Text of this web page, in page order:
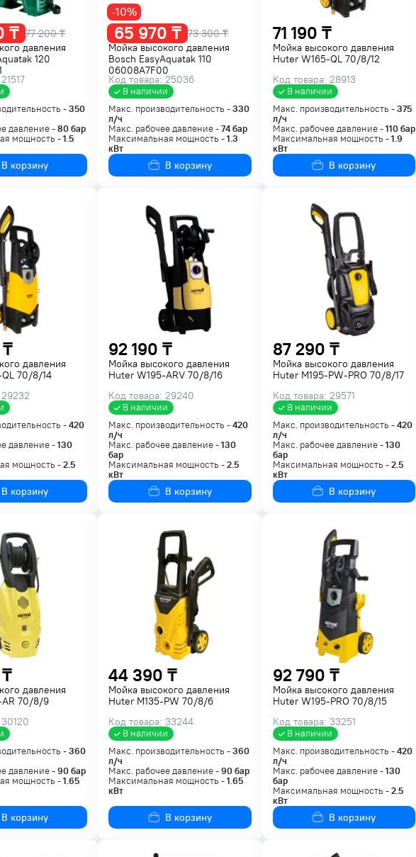
₸ 77 200 ₸
давления
120
-350
давление -80бар
мощность -1.5
В корзину
65 970 ₸ 73 300 ₸
-10%
Мойка высокого давления
Bosch EasyAquatak 110
06008A7F00
Код товара: 25036
В наличии
Макс. производительность -330
л/ч
Макс. рабочее давление -74бар
Максимальная мощность -1.3
кВт
В корзину
71 190 ₸
Мойка высокого давления
Huter W165-QL 70/8/12
Код товара: 28913
В наличии
Макс. производительность -375
л/ч
Макс. рабочее давление -110бар
Максимальная мощность -1.9
кВт
В корзину
давления
70/8/14
-420
давление -130
мощность -2.5
В корзину
92 190 ₸
Мойка высокого давления
Huter W195-ARV 70/8/16
Код товара: 29240
В наличии
Макс. производительность -420
л/ч
Макс. рабочее давление -130
бар
Максимальная мощность -2.5
кВт
В корзину
87 290 ₸
Мойка высокого давления
Huter M195-PW-PRO 70/8/17
Код товара: 29571
В наличии
Макс. производительность -420
л/ч
Макс. рабочее давление -130
бар
Максимальная мощность -2.5
кВт
В корзину
давления
AR 70/8/9
-360
давление -90бар
мощность -1.65
В корзину
44 390 ₸
Мойка высокого давления
Huter M135-PW 70/8/6
Код товара: 33244
В наличии
Макс. производительность -360
л/ч
Макс. рабочее давление -90бар
Максимальная мощность -1.65
кВт
В корзину
92 790 ₸
Мойка высокого давления
Huter W195-PRO 70/8/15
Код товара: 33251
В наличии
Макс. производительность -420
л/ч
Макс. рабочее давление -130
бар
Максимальная мощность -2.5
кВт
В корзину